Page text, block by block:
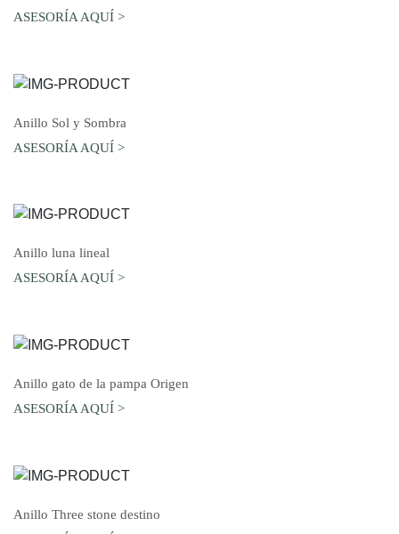
ASESORÍA AQUÍ >
Anillo Sol y Sombra
ASESORÍA AQUÍ >
Anillo luna lineal
ASESORÍA AQUÍ >
AGREGAR AL CARRO
Anillo gato de la pampa Origen
ASESORÍA AQUÍ >
AGREGAR AL CARRO
Anillo Three stone destino